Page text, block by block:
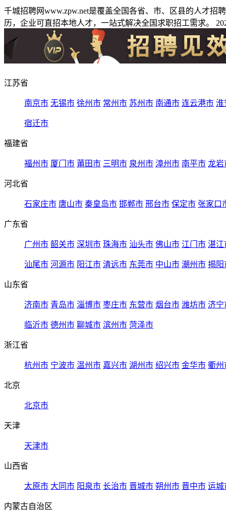
千城招聘网www.zpw.net是覆盖全国各省、市、区县的人才
历，企业可直招本地人才，一站式解决全国求职招工需求。
江苏省
南京市 无锡市 徐州市 常州市 苏州市 南通市 连云港市 淮
宿迁市
福建省
福州市 厦门市 莆田市 三明市 泉州市 漳州市 南平市 龙岩
河北省
石家庄市 唐山市 秦皇岛市 邯郸市 邢台市 保定市 张家口
广东省
广州市 韶关市 深圳市 珠海市 汕头市 佛山市 江门市 湛江
汕尾市 河源市 阳江市 清远市 东莞市 中山市 潮州市 揭阳
山东省
济南市 青岛市 淄博市 枣庄市 东营市 烟台市 潍坊市 济宁
临沂市 德州市 聊城市 滨州市 菏泽市
浙江省
杭州市 宁波市 温州市 嘉兴市 湖州市 绍兴市 金华市 衢州
北京
北京市
天津
天津市
山西省
太原市 大同市 阳泉市 长治市 晋城市 朔州市 晋中市 运城
内蒙古自治区